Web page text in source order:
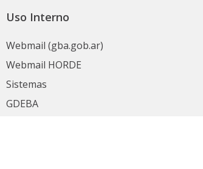
Uso Interno
Webmail (gba.gob.ar)
Webmail HORDE
Sistemas
GDEBA